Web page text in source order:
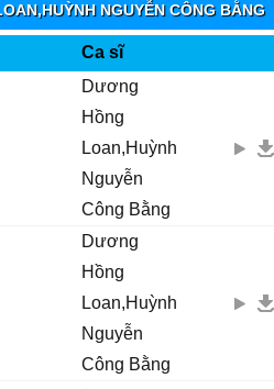
NGUYỄN CÔNG BẰNG
FUNRING)
Ca sĩ
Dương
Hồng
Loan,Huỳnh
Nguyễn
Công Bằng
Dương
Hồng
Loan,Huỳnh
Nguyễn
Công Bằng